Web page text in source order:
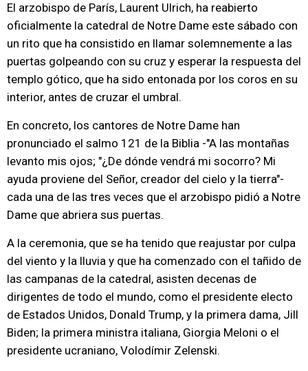
El arzobispo de París, Laurent Ulrich, ha reabierto
oficialmente la catedral de Notre Dame este sábado con
un rito que ha consistido en llamar solemnemente a las
puertas golpeando con su cruz y esperar la respuesta del
templo gótico, que ha sido entonada por los coros en su
interior, antes de cruzar el umbral.
En concreto, los cantores de Notre Dame han
pronunciado el salmo 121 de la Biblia -"A las montañas
levanto mis ojos; "¿De dónde vendrá mi socorro? Mi
ayuda proviene del Señor, creador del cielo y la tierra"-
cada una de las tres veces que el arzobispo pidió a Notre
Dame que abriera sus puertas.
A la ceremonia, que se ha tenido que reajustar por culpa
del viento y la lluvia y que ha comenzado con el tañido de
las campanas de la catedral, asisten decenas de
dirigentes de todo el mundo, como el presidente electo
de Estados Unidos, Donald Trump, y la primera dama, Jill
Biden; la primera ministra italiana, Giorgia Meloni o el
presidente ucraniano, Volodímir Zelenski.